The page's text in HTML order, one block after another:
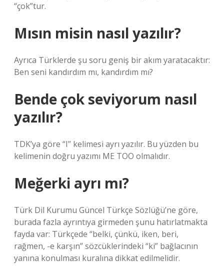
“çok”tur.
Mısın misin nasıl yazılır?
Ayrıca Türklerde şu soru geniş bir akım yaratacaktır:
Ben seni kandırdım mı, kandırdım mı?
Bende çok seviyorum nasıl
yazılır?
TDK’ya göre “I” kelimesi ayrı yazılır. Bu yüzden bu
kelimenin doğru yazımı ME TOO olmalıdır.
Meğerki ayrı mı?
Türk Dil Kurumu Güncel Türkçe Sözlüğü’ne göre,
burada fazla ayrıntıya girmeden şunu hatırlatmakta
fayda var: Türkçede “belki, çünkü, iken, beri,
rağmen, -e karşın” sözcüklerindeki “ki” bağlacının
yanına konulması kuralına dikkat edilmelidir.